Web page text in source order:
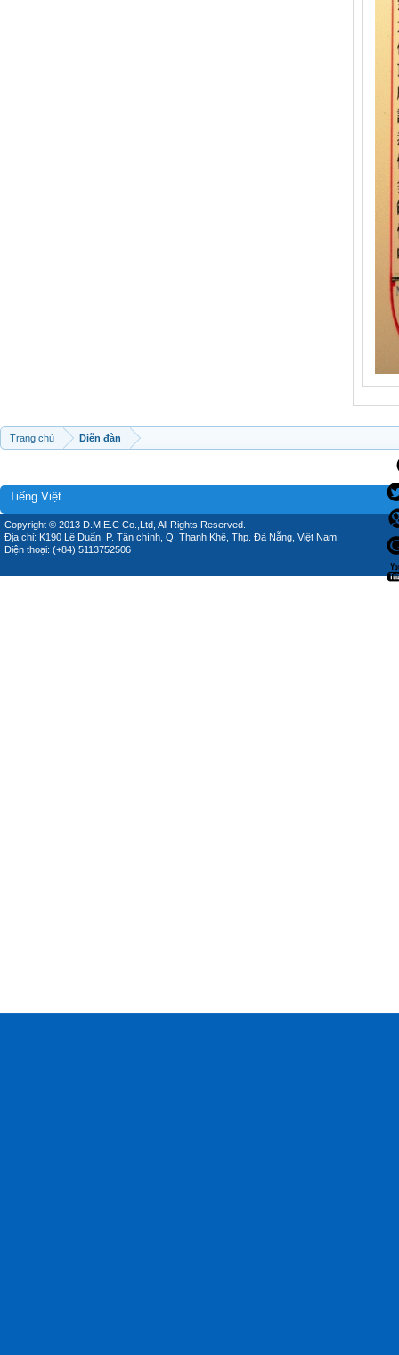
Trang chủ Diễn đàn
Tiếng Việt
Copyright © 2013 D.M.E.C Co.,Ltd, All Rights Reserved.
Địa chỉ: K190 Lê Duẩn, P. Tân chính, Q. Thanh Khê, Thp. Đà Nẵng, Việt Nam.
Điện thoại: (+84) 5113752506